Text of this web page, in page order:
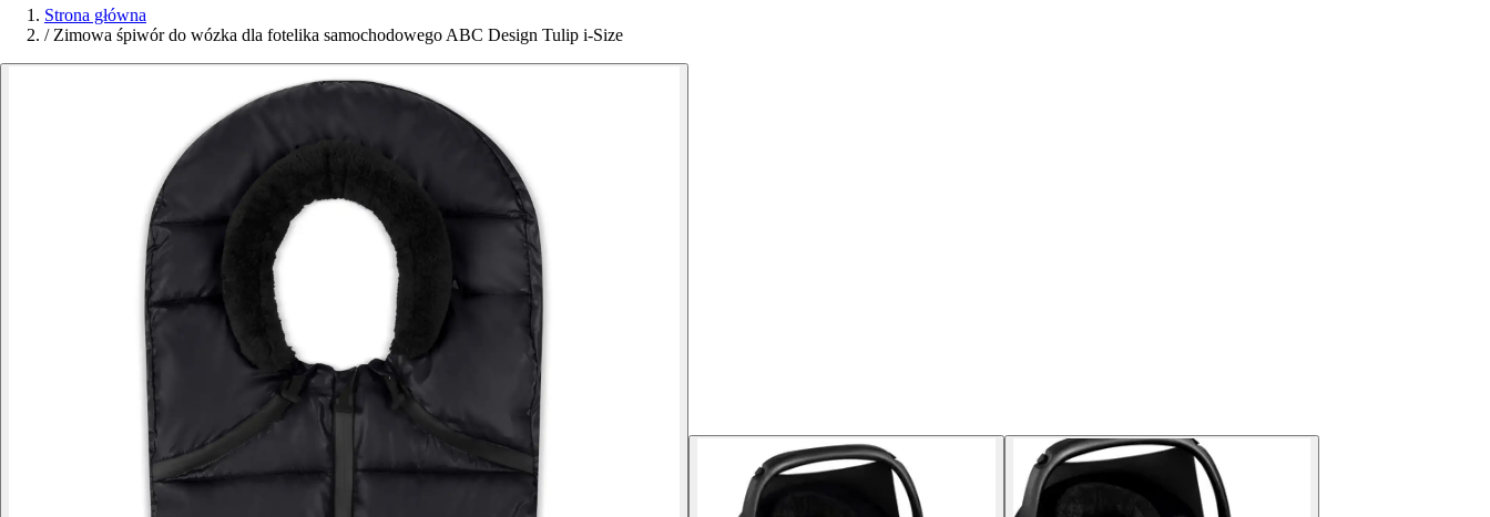
Strona główna
/ Zimowa śpiwór do wózka dla fotelika samochodowego ABC Design Tulip i-Size